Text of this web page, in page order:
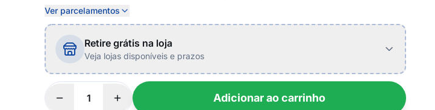
Ver parcelamentos
Retire grátis na loja
Veja lojas disponíveis e prazos
Adicionar ao carrinho